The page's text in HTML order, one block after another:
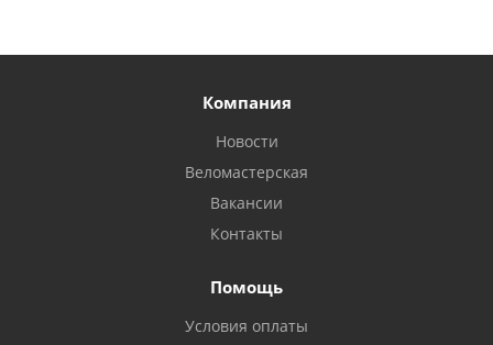
Компания
Новости
Веломастерская
Вакансии
Контакты
Помощь
Условия оплаты